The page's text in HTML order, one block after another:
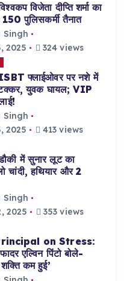
विजेता दीप्ति शर्मा का
पुलिसकर्मी तैनात
Singh
2025
324 views
फ्लाईओवर पर नशे में
टक्कर, युवक घायल; VIP
Singh
2025
413 views
में सुनार लूट का
चांदी, हथियार और 2
Singh
2025
353 views
on Stress:
एल्विन पिंटो बोले-
कम हुई’